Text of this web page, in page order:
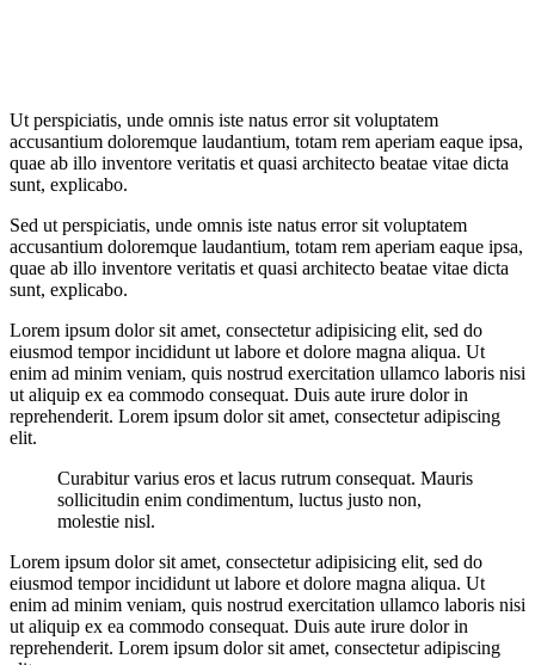
Ut perspiciatis, unde omnis iste natus error sit voluptatem
accusantium doloremque laudantium, totam rem aperiam eaque ipsa,
quae ab illo inventore veritatis et quasi architecto beatae vitae dicta
sunt, explicabo.
Sed ut perspiciatis, unde omnis iste natus error sit voluptatem
accusantium doloremque laudantium, totam rem aperiam eaque ipsa,
quae ab illo inventore veritatis et quasi architecto beatae vitae dicta
sunt, explicabo.
Lorem ipsum dolor sit amet, consectetur adipisicing elit, sed do
eiusmod tempor incididunt ut labore et dolore magna aliqua. Ut
enim ad minim veniam, quis nostrud exercitation ullamco laboris nisi
ut aliquip ex ea commodo consequat. Duis aute irure dolor in
reprehenderit. Lorem ipsum dolor sit amet, consectetur adipiscing
elit.
Curabitur varius eros et lacus rutrum consequat. Mauris
sollicitudin enim condimentum, luctus justo non,
molestie nisl.
Lorem ipsum dolor sit amet, consectetur adipisicing elit, sed do
eiusmod tempor incididunt ut labore et dolore magna aliqua. Ut
enim ad minim veniam, quis nostrud exercitation ullamco laboris nisi
ut aliquip ex ea commodo consequat. Duis aute irure dolor in
reprehenderit. Lorem ipsum dolor sit amet, consectetur adipiscing